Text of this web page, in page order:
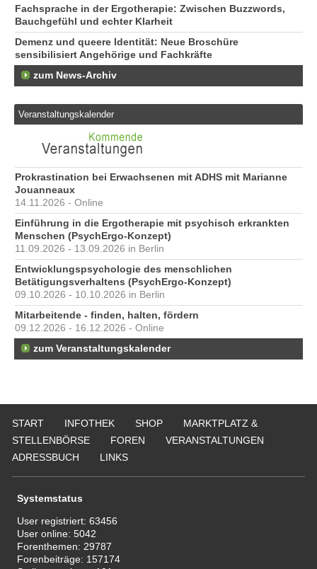
Fachsprache in der Ergotherapie: Zwischen Buzzwords,
Bauchgefühl und echter Klarheit
Demenz und queere Identität: Neue Broschüre
sensibilisiert Angehörige und Fachkräfte
zum News-Archiv
Veranstaltungskalender
Prokrastination bei Erwachsenen mit ADHS mit Marianne
Jouanneaux
14.11.2026 - Online
Einführung in die Ergotherapie mit psychisch erkrankten
Menschen (PsychErgo-Konzept)
11.09.2026 - 13.09.2026 in Berlin
Entwicklungspsychologie des menschlichen
Betätigungsverhaltens (PsychErgo-Konzept)
09.10.2026 - 10.10.2026 in Berlin
Mitarbeitende - finden, halten, fördern
09.12.2026 - 16.12.2026 - Online
zum Veranstaltungskalender
START INFOTHEK SHOP
MARKTPLATZ &
STELLENBÖRSE
FOREN
VERANSTALTUNGEN
ADRESSBUCH
LINKS
Systemstatus
User registriert:63456
User online:5042
Forenthemen: 29787
Forenbeiträge: 157174